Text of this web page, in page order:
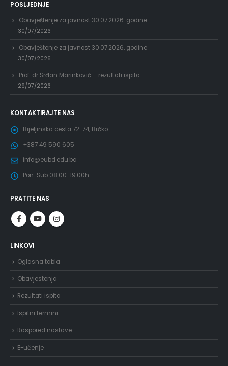
POSLJEDNJE
Obavještenje za javnost 30.07.2026. godine
30/07/2026
Obavještenje za javnost 30.07.2026. godine
30/07/2026
Prof. dr Srđan Marinković – rezultati ispita
29/07/2026
KONTAKTIRAJTE NAS
Bijeljinska cesta 72-74, Brčko
+387 49 590 605
info@eubd.edu.ba
Pon-Sub 08.00-19.00h
PRATITE NAS
LINKOVI
Oglasna tabla
Obavjestenja
Rezultati ispita
Ispitni termini
Raspored nastave
E-učenje